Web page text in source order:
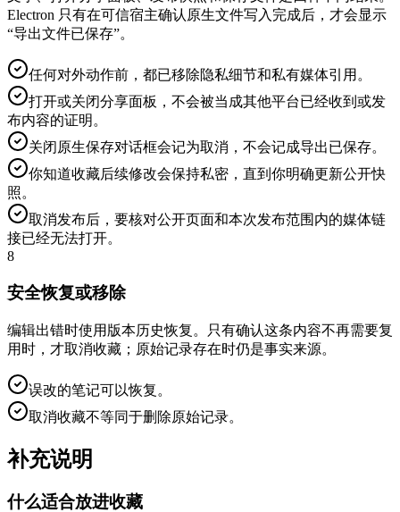
Electron 只有在可信宿主确认原生文件写入完成后，才会显示
“导出文件已保存”。
任何对外动作前，都已移除隐私细节和私有媒体引用。
打开或关闭分享面板，不会被当成其他平台已经收到或发
布内容的证明。
关闭原生保存对话框会记为取消，不会记成导出已保存。
你知道收藏后续修改会保持私密，直到你明确更新公开快
照。
取消发布后，要核对公开页面和本次发布范围内的媒体链
接已经无法打开。
8
安全恢复或移除
编辑出错时使用版本历史恢复。只有确认这条内容不再需要复
用时，才取消收藏；原始记录存在时仍是事实来源。
误改的笔记可以恢复。
取消收藏不等同于删除原始记录。
补充说明
什么适合放进收藏